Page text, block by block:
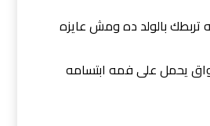
تربطك بالولد ده ومش عايزه
يحمل على فمه ابتسامه